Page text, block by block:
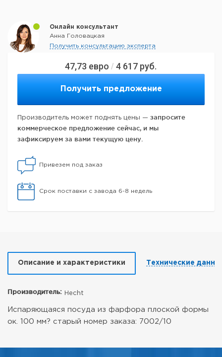
47,73 евро / 4 617 руб.
Получить предложение
Производитель может поднять цены — запросите
коммерческое предложение сейчас, и мы
зафиксируем за вами текущую цену.
Привезем под заказ
Срок поставки с завода 6-8 недель
Онлайн консультант
Анна Головацкая
Получить консультацию эксперта
Описание и характеристики Технические
Производитель: Hecht
Испаряющаяся посуда из фарфора плоской формы
ок. 100 мм? старый номер заказа: 7002/10